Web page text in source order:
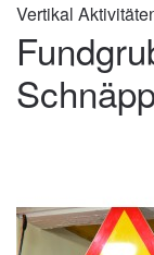
Vertikal